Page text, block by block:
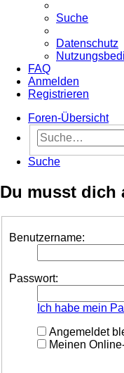
Suche
Datenschutz
FAQ
Anmelden
Registrieren
Foren-Übersicht
Suche
Du musst dich
Benutzername:
Passwort:
Ich habe mein
Angemeldet
Meinen